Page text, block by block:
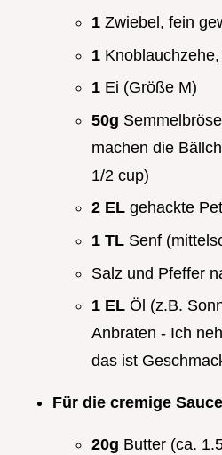
1 Zwiebel, fein
1
1 Ei (Größe M)
50g
machen die
1/2 cup)
2 EL gehackte
1 TL Senf
Salz und Pfeffer
1 EL Öl (z.B.
Anbraten - Ich
das ist
Für die cremige
20g Butter (ca.